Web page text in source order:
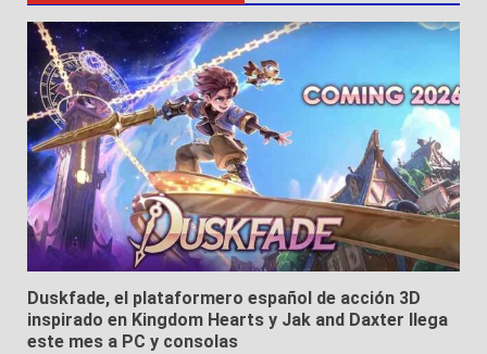
Duskfade, el plataformero español de acción 3D
inspirado en Kingdom Hearts y Jak and Daxter llega
este mes a PC y consolas